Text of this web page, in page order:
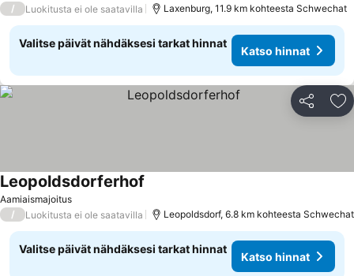
/ Luokitusta ei ole saatavilla Laxenburg, 11.9 km kohteesta Schwechat
Valitse päivät nähdäksesi tarkat hinnat
Katso hinnat
Jaa
Aamiaismajoitus
Leopoldsdorferhof
/ Luokitusta ei ole saatavilla Leopoldsdorf, 6.8 km kohteesta Schwechat
Valitse päivät nähdäksesi tarkat hinnat
Katso hinnat